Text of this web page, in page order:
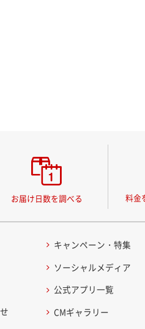
お届け日数を調べる 料金
キャンペーン・特集
ソーシャルメディア
公式アプリ一覧
CMギャラリー